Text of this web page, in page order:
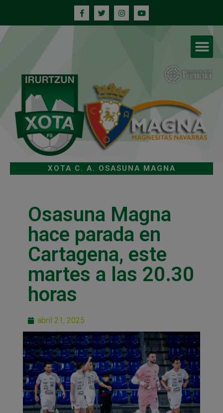
XOTA C. A. OSASUNA MAGNA
Osasuna Magna
hace parada en
Cartagena, este
martes a las 20.30
horas
abril 21, 2025